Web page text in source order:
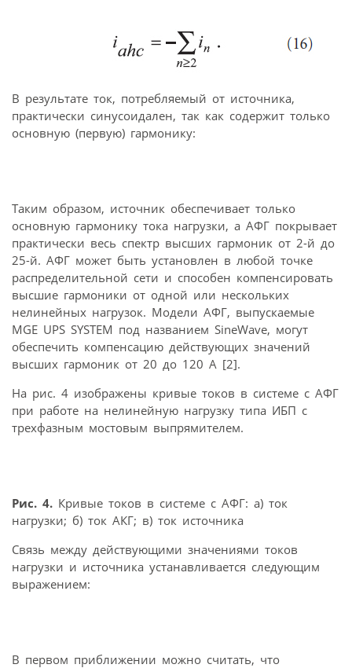
В результате ток, потребляемый от источника,
практически синусоидален, так как содержит только
основную (первую) гармонику:
Таким образом, источник обеспечивает только
основную гармонику тока нагрузки, а АФГ покрывает
практически весь спектр высших гармоник от 2-й до
25-й. АФГ может быть установлен в любой точке
распределительной сети и способен компенсировать
высшие гармоники от одной или нескольких
нелинейных нагрузок. Модели АФГ, выпускаемые
MGE UPS SYSTEM под названием SineWave, могут
обеспечить компенсацию действующих значений
высших гармоник от 20 до 120 А [2].
На рис. 4 изображены кривые токов в системе с АФГ
при работе на нелинейную нагрузку типа ИБП с
трехфазным мостовым выпрямителем.
Рис. 4. Кривые токов в системе с АФГ: a) ток
нагрузки; б) ток АКГ; в) ток источника
Связь между действующими значениями токов
нагрузки и источника устанавливается следующим
выражением:
В первом приближении можно считать, что